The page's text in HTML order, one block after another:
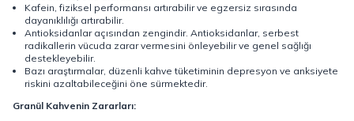
Kafein, fiziksel performansı artırabilir ve egzersiz sırasında
dayanıklılığı artırabilir.
Antioksidanlar açısından zengindir. Antioksidanlar, serbest
radikallerin vücuda zarar vermesini önleyebilir ve genel sağlığı
destekleyebilir.
Bazı araştırmalar, düzenli kahve tüketiminin depresyon ve anksiyete
riskini azaltabileceğini öne sürmektedir.
Granül Kahvenin Zararları: